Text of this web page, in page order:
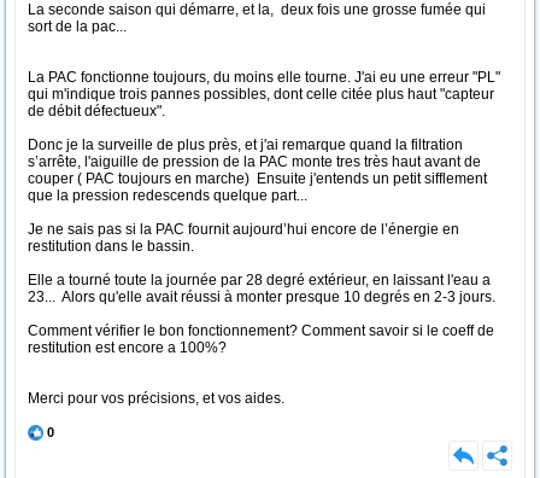
La seconde saison qui démarre, et la, deux fois une grosse fumée qui
sort de la pac...
La PAC fonctionne toujours, du moins elle tourne. J'ai eu une erreur "PL"
qui m'indique trois pannes possibles, dont celle citée plus haut "capteur
de débit défectueux".
Donc je la surveille de plus près, et j'ai remarque quand la filtration
s’arrête, l'aiguille de pression de la PAC monte tres très haut avant de
couper ( PAC toujours en marche) Ensuite j'entends un petit sifflement
que la pression redescends quelque part...
Je ne sais pas si la PAC fournit aujourd’hui encore de l’énergie en
restitution dans le bassin.
Elle a tourné toute la journée par 28 degré extérieur, en laissant l'eau a
23... Alors qu'elle avait réussi à monter presque 10 degrés en 2-3 jours.
Comment vérifier le bon fonctionnement? Comment savoir si le coeff de
restitution est encore a 100%?
Merci pour vos précisions, et vos aides.
0